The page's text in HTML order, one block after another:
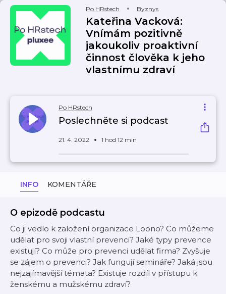
Po HRstech Byznys
Kateřina Vacková:
Vnímám pozitivně
jakoukoliv proaktivní
činnost člověka k jeho
vlastnímu zdraví
Po HRstech
Poslechněte si podcast
21. 4. 2022 1 hod 12 min
INFO KOMENTÁŘE
O epizodě podcastu
Co ji vedlo k založení organizace Loono? Co můžeme
udělat pro svoji vlastní prevenci? Jaké typy prevence
existují? Co může pro prevenci udělat firma? Zvyšuje
se zájem o prevenci? Jak fungují semináře? Jaká jsou
nejzajímavější témata? Existuje rozdíl v přístupu k
ženskému a mužskému zdraví?